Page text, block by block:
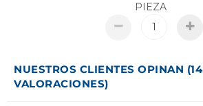
PIEZA
NUESTROS CLIENTES OPINAN (14
VALORACIONES)